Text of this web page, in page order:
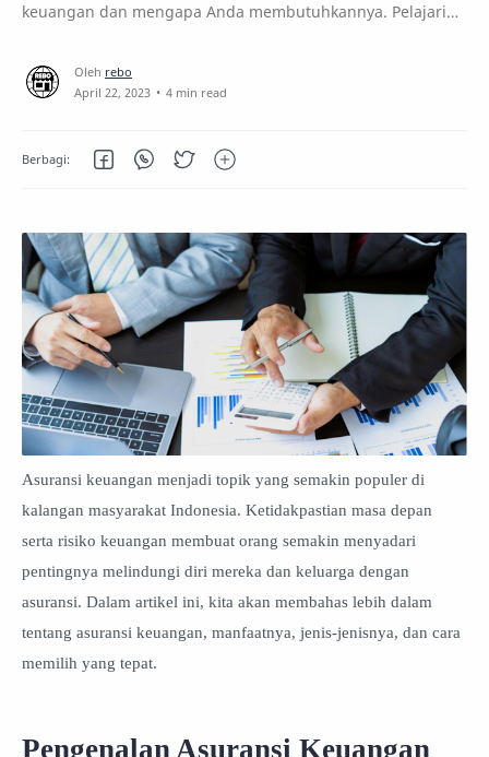
keuangan dan mengapa Anda membutuhkannya. Pelajari
4 min read
Asuransi keuangan menjadi topik yang semakin populer di
kalangan masyarakat Indonesia. Ketidakpastian masa depan
serta risiko keuangan membuat orang semakin menyadari
pentingnya melindungi diri mereka dan keluarga dengan
asuransi. Dalam artikel ini, kita akan membahas lebih dalam
tentang asuransi keuangan, manfaatnya, jenis-jenisnya, dan cara
memilih yang tepat.
Pengenalan Asuransi Keuangan